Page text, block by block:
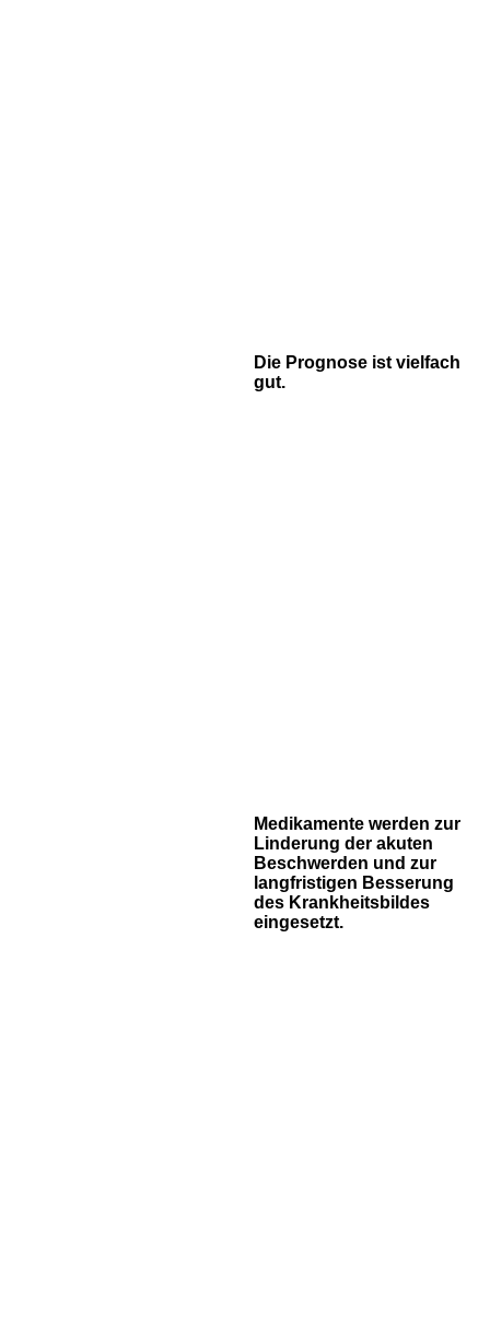
Die Prognose ist vielfach
gut.
Medikamente werden zur
Linderung der akuten
Beschwerden und zur
langfristigen Besserung
des Krankheitsbildes
eingesetzt.